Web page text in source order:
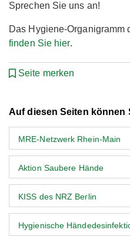
Sprechen Sie uns an!
Das Hygiene-Organigramm
finden Sie hier.
Seite merken
Auf diesen Seiten können
MRE-Netzwerk Rhein-Main
Aktion Saubere Hände
KISS des NRZ Berlin
Hygienische